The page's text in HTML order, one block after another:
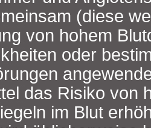
(diese
von hohem
oder
das Risiko von
im Blut